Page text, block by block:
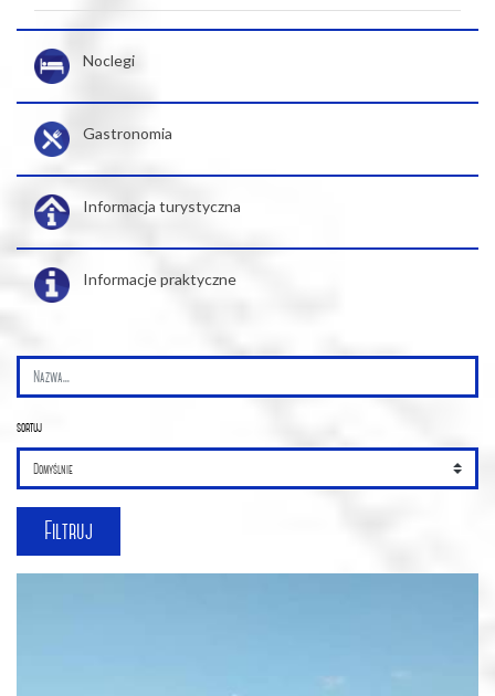
Noclegi
Gastronomia
Informacja turystyczna
Informacje praktyczne
sortuj
Filtruj